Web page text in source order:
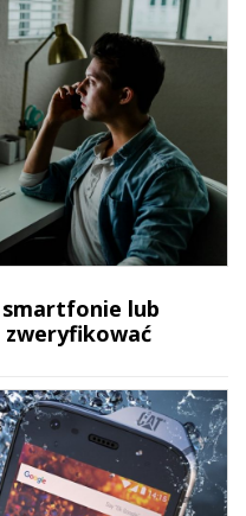
smartfonie lub